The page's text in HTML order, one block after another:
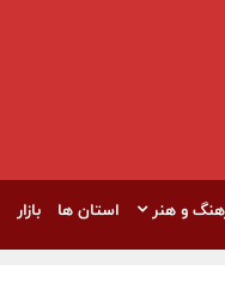
و هنر استان ها بازار